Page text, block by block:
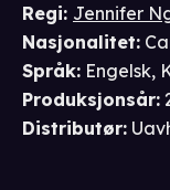
Regi: Jennifer
Nasjonalitet:
Språk: Engelsk,
Produksjonsår:
Distributør: